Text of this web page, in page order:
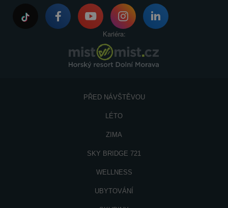
Kariéra:
PŘED NÁVŠTĚVOU
LÉTO
ZIMA
SKY BRIDGE 721
WELLNESS
UBYTOVÁNÍ